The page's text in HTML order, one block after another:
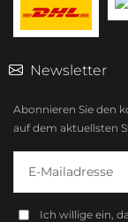
Newsletter
Abonnieren Sie den
auf dem aktuellsten
Ich willige ein,